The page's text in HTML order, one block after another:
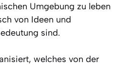
Umgebung zu leben
von Ideen und
sind.
welches von der